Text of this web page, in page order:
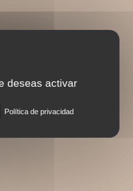
deseas activar
Política de privacidad